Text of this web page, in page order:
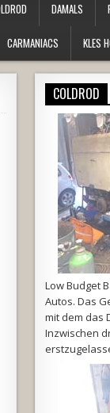
DAMALS
CARMANIACS KLES
COLDROD
Low Budget
Autos. Das
mit dem das
Inzwischen